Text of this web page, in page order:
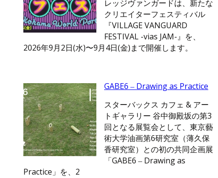
レッジヴァンガードは、新たな
クリエイターフェスティバル
『VILLAGE VANGUARD
FESTIVAL -vias JAM-』を、
2026年9月2日(水)〜9月4日(金)まで開催します。
GABE6 ‒ Drawing as Practice
スターバックス カフェ & アー
トギャラリー 谷中御殿坂の第3
回となる展覧会として、東京藝
術大学油画第6研究室（薄久保
香研究室）との初の共同企画展
「GABE6 ‒ Drawing as
Practice」を、2